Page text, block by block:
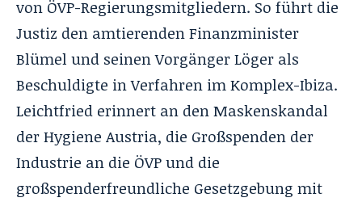
von ÖVP-Regierungsmitgliedern. So führt die
Justiz den amtierenden Finanzminister
Blümel und seinen Vorgänger Löger als
Beschuldigte in Verfahren im Komplex-Ibiza.
Leichtfried erinnert an den Maskenskandal
der Hygiene Austria, die Großspenden der
Industrie an die ÖVP und die
großspenderfreundliche Gesetzgebung mit